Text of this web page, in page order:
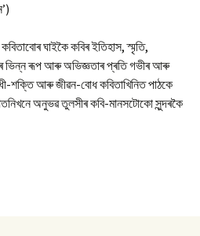
ঘাইকৈ কবিৰ ইতিহাস, স্মৃতি,
ভিন্ন ৰূপ আৰু অভিজ্ঞতাৰ প্ৰতি গভীৰ আৰু
শক্তি আৰু জীৱন-বোধ কবিতাখিনিত পাঠকে
অনুভৱ তুলসীৰ কবি-মানসটোকো সুন্দৰকৈ